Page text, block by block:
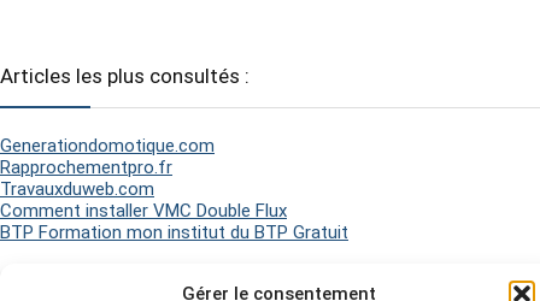
Gérer le consentement
Articles les plus consultés :
Generationdomotique.com
Rapprochementpro.fr
Travauxduweb.com
Comment installer VMC Double Flux
BTP Formation mon institut du BTP Gratuit